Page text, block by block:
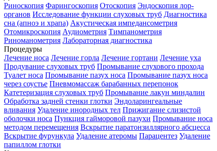
Риноскопия Фарингоскопия Отоскопия Эндоскопия лор-
органов Исследование функции слуховых труб Диагностика
сна (апноэ и храпа) Акустическая импедансометрия
Отомикроскопия Аудиометрия Тимпанометрия
Риноманометрия Лабораторная диагностика
Процедуры
Лечение носа Лечение горла Лечение гортани Лечение уха
Продувание слуховых труб Промывание слухового прохода
Туалет носа Промывание пазух носа Промывание пазух носа
через соустье Пневмомассаж барабанных перепонок
Катетеризация слуховых труб Промывание лакун миндалин
Обработка задней стенки глотки Эндоларингеальные
вливания Удаление инородных тел Прижигание слизистой
оболочки носа Пункция гайморовой пазухи Промывание носа
методом перемещения Вскрытие паратонзиллярного абсцесса
Вскрытие фурункула Удаление атеромы Парацентез Удаление
папиллом глотки